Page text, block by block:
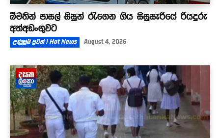
බීමතින් පාසල් සිසුන් රැගෙන ගිය සිසුසැරියේ රියදුරු
අත්අඩංගුවට
උණුසුම් පුවත් | Hot News August 4, 2026